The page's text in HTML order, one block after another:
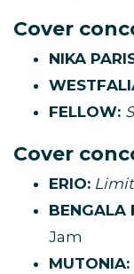
Cover
NIKA
FELLOW:
Cover
ERIO: Limit
BENGALA
Jam
MUTONIA: